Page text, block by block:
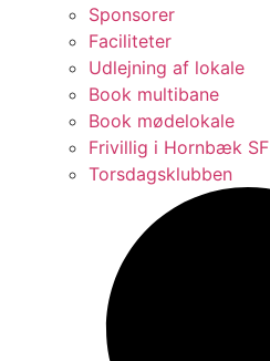
Sponsorer
Faciliteter
Udlejning af lokale
Book multibane
Book mødelokale
Frivillig i Hornbæk SF
Torsdagsklubben